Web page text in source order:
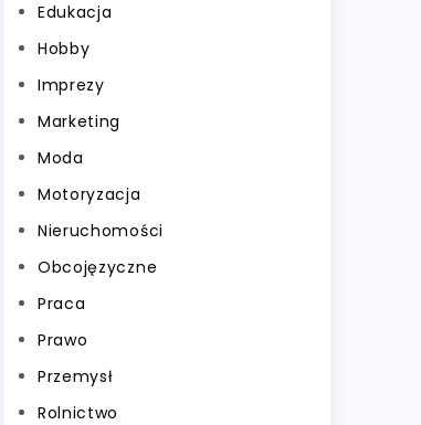
Edukacja
Hobby
Imprezy
Marketing
Moda
Motoryzacja
Nieruchomości
Obcojęzyczne
Praca
Prawo
Przemysł
Rolnictwo